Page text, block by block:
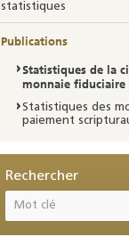
statistiques
Publications
Statistiques de la
monnaie fiduciaire
Statistiques des
paiement
Rechercher